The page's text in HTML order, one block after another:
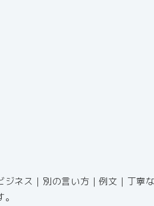
ネス｜別の言い方｜例文｜丁寧